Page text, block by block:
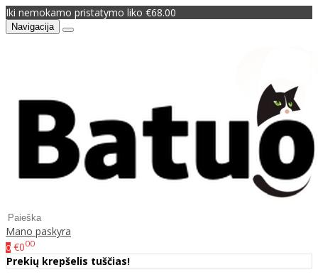
Iki nemokamo pristatymo liko €68.00
Navigacija
Mano paskyra
0 €000
Prekių krepšelis tuščias!